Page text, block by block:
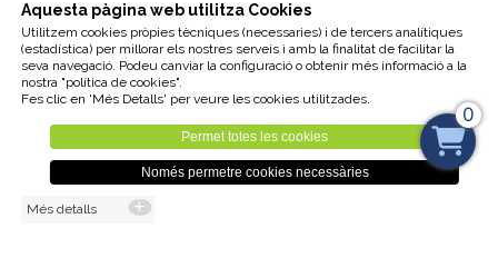
començar
a rebre a
la nostra
Newsletter
0
Aquesta pàgina web utilitza Cookies
Utilitzem cookies pròpies tècniques (necessaries) i de tercers analítiques
(estadística) per millorar els nostres serveis i amb la finalitat de facilitar la
seva navegació. Podeu canviar la configuració o obtenir més informació a la
nostra "política de cookies".
Fes clic en 'Més Detalls' per veure les cookies utilitzades.
Permet totes les cookies
Només permetre cookies necessàries
Més detalls